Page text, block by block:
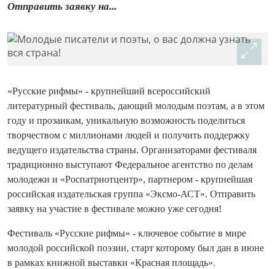
Отправить заявку на...
«Русские рифмы» - крупнейший всероссийский
литературный фестиваль, дающий молодым поэтам, а в этом
году и прозаикам, уникальную возможность поделиться
творчеством с миллионами людей и получить поддержку
ведущего издательства страны. Организаторами фестиваля
традиционно выступают Федеральное агентство по делам
молодежи и «Роспатриотцентр», партнером - крупнейшая
российская издательская группа «Эксмо-АСТ». Отправить
заявку на участие в фестивале можно уже сегодня!
Фестиваль «Русские рифмы» - ключевое событие в мире
молодой российской поэзии, старт которому был дан в июне
в рамках книжной выставки «Красная площадь».